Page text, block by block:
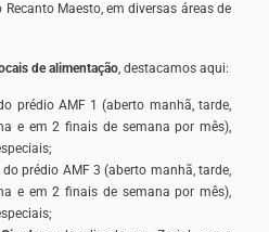
Maesto, em diversas áreas de
de alimentação , destacamos aqui:
prédio AMF 1 (aberto manhã, tarde,
e em 2 finais de semana por mês),
prédio AMF 3 (aberto manhã, tarde,
e em 2 finais de semana por mês),